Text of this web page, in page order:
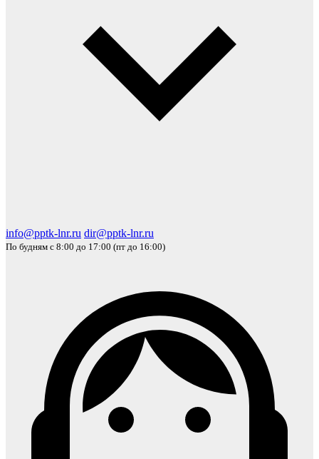
info@pptk-lnr.ru dir@pptk-lnr.ru
По будням с 8:00 до 17:00 (пт до 16:00)